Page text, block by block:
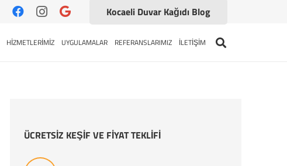
Kocaeli Duvar Kağıdı Blog
HİZMETLERİMİZ UYGULAMALAR REFERANSLARIMIZ İLETİŞİM
ÜCRETSİZ KEŞİF VE FİYAT TEKLİFİ